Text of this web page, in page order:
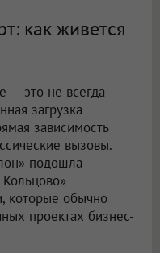
как живется
— это не всегда
загрузка
зависимость
вызовы.
подошла
которые обычно
проектах бизнес-